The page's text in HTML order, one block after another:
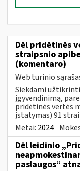
Dėl pridėtinės
straipsnio
(komentaro)
Web turinio
Siekdami
įgyvendinimą,
pridėtinės vertės
įstatymas) 91
Metai: 2024
Dėl leidinio
paslaugos“